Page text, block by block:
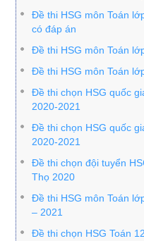
Đề thi HSG môn Toán
có đáp án
Đề thi HSG môn Toán
Đề thi HSG môn Toán
Đề thi chọn HSG quốc
2020-2021
Đề thi chọn HSG quốc
2020-2021
Đề thi chọn đội tuyển
Thọ 2020
Đề thi HSG môn Toán
– 2021
Đề thi chọn HSG Toán